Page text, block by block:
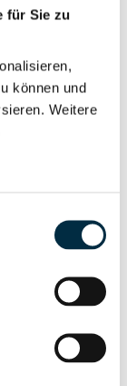
für Sie zu
können und
Weitere